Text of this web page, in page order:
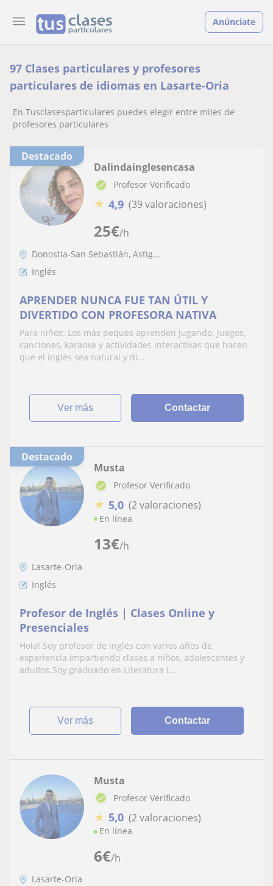
Anúnciate
97 Clases particulares y profesores
particulares de idiomas en Lasarte-Oria
En Tusclasesparticulares puedes elegir entre miles de
profesores particulares
Destacado
25€/h
Dalindainglesencasa
Profesor Verificado
★ 4,9 (39 valoraciones)
Donostia-San Sebastián, Astig...
Inglés
APRENDER NUNCA FUE TAN ÚTIL Y
DIVERTIDO CON PROFESORA NATIVA
Para niños: Los más peques aprenden jugando. Juegos,
canciones, karaoke y actividades interactivas que hacen
que el inglés sea natural y di...
ver más Contactar
Destacado
13€/h
Musta
Profesor Verificado
★ 5,0 (2 valoraciones)
En línea
Lasarte-Oria
Inglés
Profesor de Inglés | Clases Online y
Presenciales
Hola! Soy profesor de inglés con varios años de
experiencia impartiendo clases a niños, adolescentes y
adultos.Soy graduado en Literatura I...
ver más Contactar
6€/h
Musta
Profesor Verificado
★ 5,0 (2 valoraciones)
En línea
Lasarte-Oria